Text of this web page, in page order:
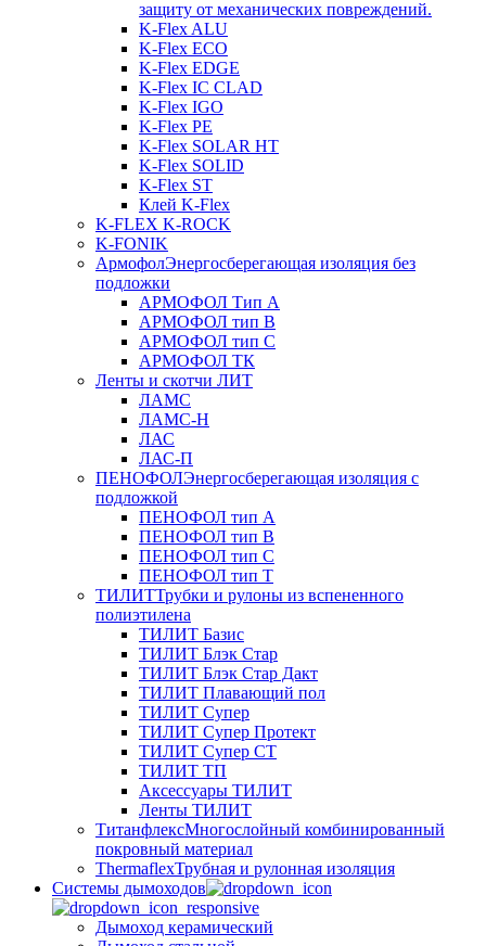
защиту от механических повреждений.
K-Flex ALU
K-Flex ECO
K-Flex EDGE
K-Flex IC CLAD
K-Flex IGO
K-Flex PE
K-Flex SOLAR HT
K-Flex SOLID
K-Flex ST
Клей K-Flex
K-FLEX K-ROCK
K-FONIK
АрмофолЭнергосберегающая изоляция без
подложки
АРМОФОЛ Тип А
АРМОФОЛ тип В
АРМОФОЛ тип C
АРМОФОЛ ТК
Ленты и скотчи ЛИТ
ЛАМС
ЛАМС-Н
ЛАС
ЛАС-П
ПЕНОФОЛЭнергосберегающая изоляция с
подложкой
ПЕНОФОЛ тип А
ПЕНОФОЛ тип B
ПЕНОФОЛ тип C
ПЕНОФОЛ тип T
ТИЛИТТрубки и рулоны из вспененного
полиэтилена
ТИЛИТ Базис
ТИЛИТ Блэк Стар
ТИЛИТ Блэк Стар Дакт
ТИЛИТ Плавающий пол
ТИЛИТ Супер
ТИЛИТ Супер Протект
ТИЛИТ Супер СТ
ТИЛИТ ТП
Аксессуары ТИЛИТ
Ленты ТИЛИТ
ТитанфлексМногослойный комбинированный
покровный материал
ThermaflexТрубная и рулонная изоляция
Cистемы дымоходов
Дымоход керамический